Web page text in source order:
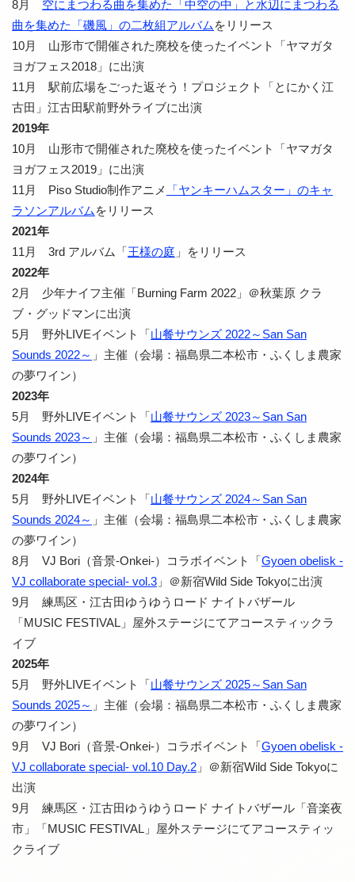
8月 空にまつわる曲を集めた「中空の中」と水辺にまつわる
曲を集めた「磯風」の二枚組アルバム をリリース
10月 山形市で開催された廃校を使ったイベント「ヤマガタ
ヨガフェス2018」に出演
11月 駅前広場をごった返そう！プロジェクト「とにかく江
古田」江古田駅前野外ライブに出演
2019年
10月 山形市で開催された廃校を使ったイベント「ヤマガタ
ヨガフェス2019」に出演
11月 Piso Studio制作アニメ
「ヤンキーハムスター」のキャ
ラソンアルバム をリリース
2021年
11月 3rd アルバム「王様の庭 」をリリース
2022年
2月 少年ナイフ主催「Burning Farm 2022」＠秋葉原 クラ
ブ・グッドマンに出演
5月 野外LIVEイベント「山餐サウンズ 2022～San San
Sounds 2022～ 」主催（会場：福島県二本松市・ふくしま農家
の夢ワイン）
2023年
5月 野外LIVEイベント「山餐サウンズ 2023～San San
Sounds 2023～ 」主催（会場：福島県二本松市・ふくしま農家
の夢ワイン）
2024年
5月 野外LIVEイベント「山餐サウンズ 2024～San San
Sounds 2024～ 」主催（会場：福島県二本松市・ふくしま農家
の夢ワイン）
8月 VJ Bori（音景-Onkei-）コラボイベント「Gyoen obelisk -
VJ collaborate special- vol.3 」＠新宿Wild Side Tokyoに出演
9月 練馬区・江古田ゆうゆうロード ナイトバザール
「MUSIC FESTIVAL」屋外ステージにてアコースティックラ
イブ
2025年
5月 野外LIVEイベント「山餐サウンズ 2025～San San
Sounds 2025～ 」主催（会場：福島県二本松市・ふくしま農家
の夢ワイン）
9月 VJ Bori（音景-Onkei-）コラボイベント「Gyoen obelisk -
VJ collaborate special- vol.10 Day.2 」＠新宿Wild Side Tokyoに
出演
9月 練馬区・江古田ゆうゆうロード ナイトバザール「音楽夜
市」「MUSIC FESTIVAL」屋外ステージにてアコースティッ
クライブ